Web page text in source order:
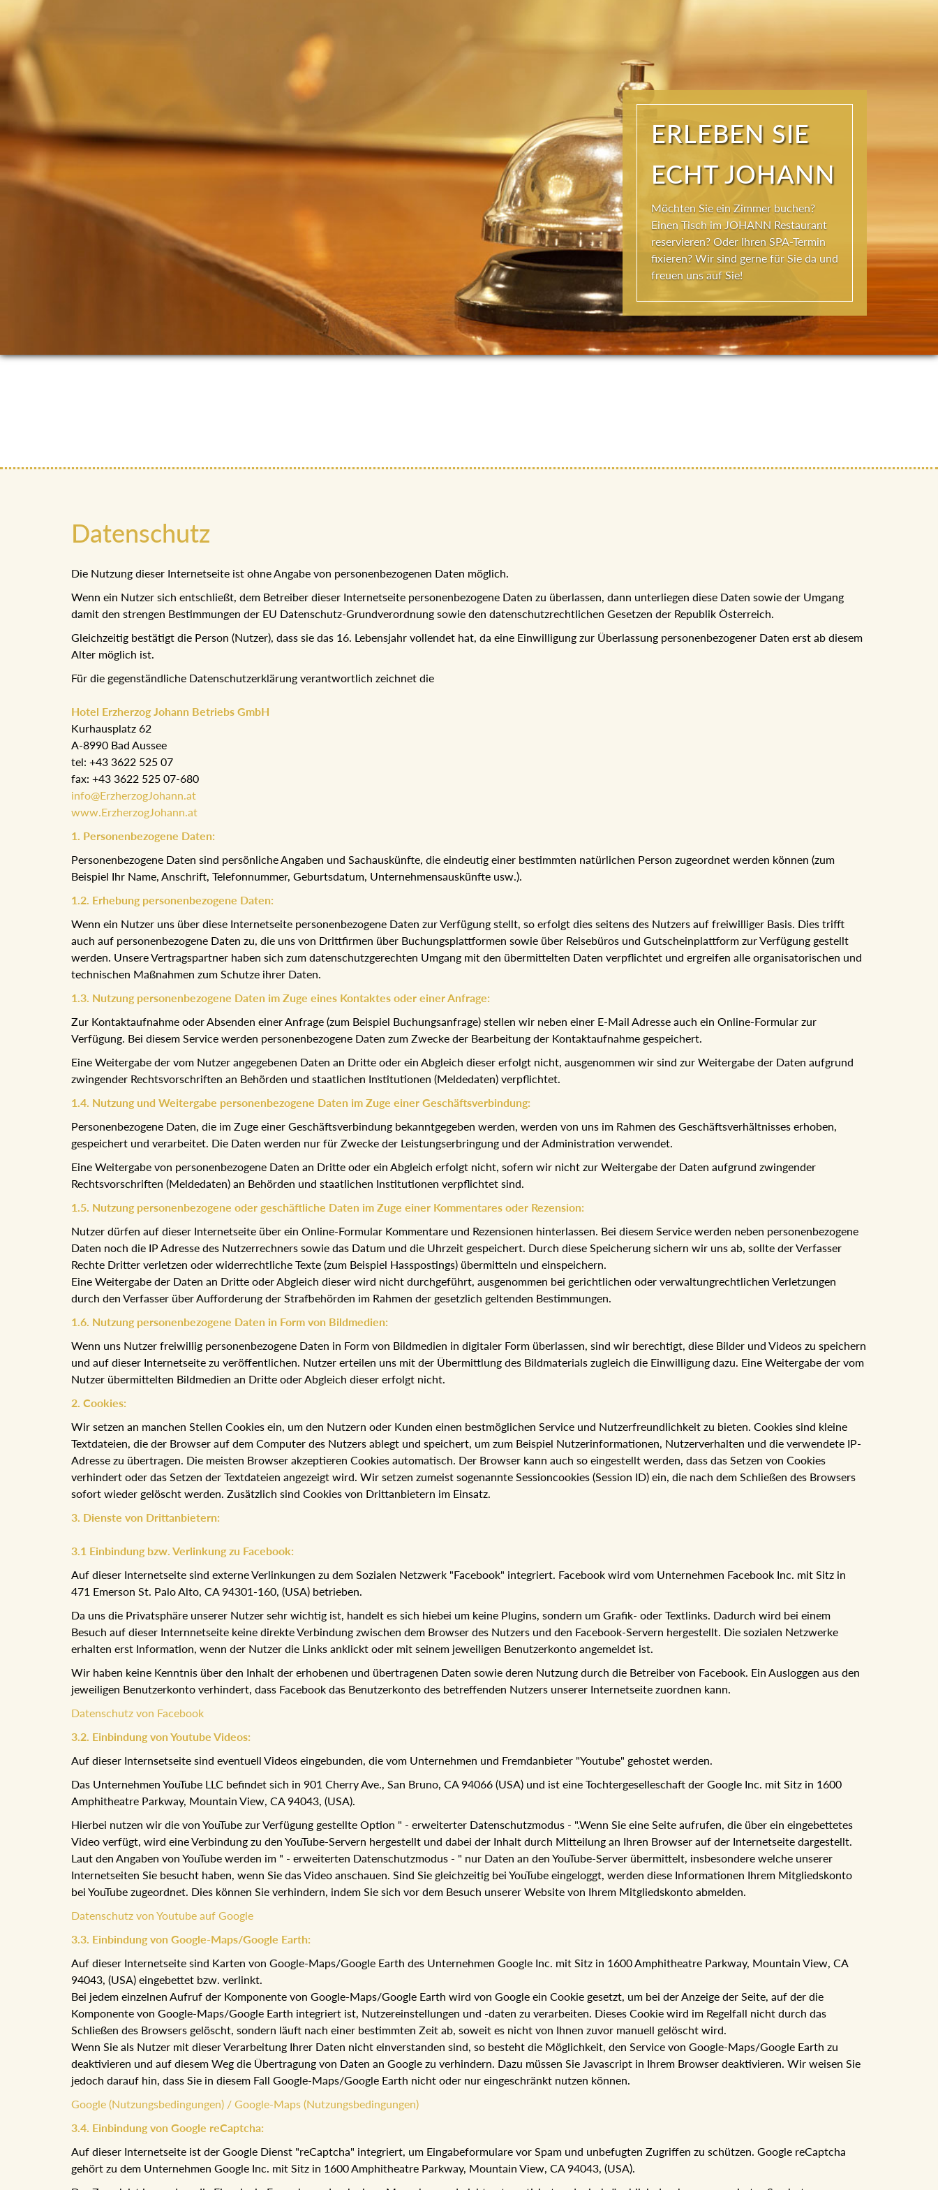
ERLEBEN SIE
ECHT JOHANN
Möchten Sie ein Zimmer buchen?
Einen Tisch im JOHANN Restaurant
reservieren? Oder Ihren SPA-Termin
fixieren? Wir sind gerne für Sie da und
freuen uns auf Sie!
Datenschutz
Die Nutzung dieser Internetseite ist ohne Angabe von personenbezogenen Daten möglich.
Wenn ein Nutzer sich entschließt, dem Betreiber dieser Internetseite personenbezogene Daten zu überlassen, dann unterliegen diese Daten sowie der Umgang
damit den strengen Bestimmungen der EU Datenschutz-Grundverordnung sowie den datenschutzrechtlichen Gesetzen der Republik Österreich.
Gleichzeitig bestätigt die Person (Nutzer), dass sie das 16. Lebensjahr vollendet hat, da eine Einwilligung zur Überlassung personenbezogener Daten erst ab diesem
Alter möglich ist.
Für die gegenständliche Datenschutzerklärung verantwortlich zeichnet die
Hotel Erzherzog Johann Betriebs GmbH
Kurhausplatz 62
A-8990 Bad Aussee
tel: +43 3622 525 07
fax: +43 3622 525 07-680
info@ErzherzogJohann.at
www.ErzherzogJohann.at
1. Personenbezogene Daten:
Personenbezogene Daten sind persönliche Angaben und Sachauskünfte, die eindeutig einer bestimmten natürlichen Person zugeordnet werden können (zum
Beispiel Ihr Name, Anschrift, Telefonnummer, Geburtsdatum, Unternehmensauskünfte usw.).
1.2. Erhebung personenbezogene Daten:
Wenn ein Nutzer uns über diese Internetseite personenbezogene Daten zur Verfügung stellt, so erfolgt dies seitens des Nutzers auf freiwilliger Basis. Dies trifft
auch auf personenbezogene Daten zu, die uns von Drittfirmen über Buchungsplattformen sowie über Reisebüros und Gutscheinplattform zur Verfügung gestellt
werden. Unsere Vertragspartner haben sich zum datenschutzgerechten Umgang mit den übermittelten Daten verpflichtet und ergreifen alle organisatorischen und
technischen Maßnahmen zum Schutze ihrer Daten.
1.3. Nutzung personenbezogene Daten im Zuge eines Kontaktes oder einer Anfrage:
Zur Kontaktaufnahme oder Absenden einer Anfrage (zum Beispiel Buchungsanfrage) stellen wir neben einer E-Mail Adresse auch ein Online-Formular zur
Verfügung. Bei diesem Service werden personenbezogene Daten zum Zwecke der Bearbeitung der Kontaktaufnahme gespeichert.
Eine Weitergabe der vom Nutzer angegebenen Daten an Dritte oder ein Abgleich dieser erfolgt nicht, ausgenommen wir sind zur Weitergabe der Daten aufgrund
zwingender Rechtsvorschriften an Behörden und staatlichen Institutionen (Meldedaten) verpflichtet.
1.4. Nutzung und Weitergabe personenbezogene Daten im Zuge einer Geschäftsverbindung:
Personenbezogene Daten, die im Zuge einer Geschäftsverbindung bekanntgegeben werden, werden von uns im Rahmen des Geschäftsverhältnisses erhoben,
gespeichert und verarbeitet. Die Daten werden nur für Zwecke der Leistungserbringung und der Administration verwendet.
Eine Weitergabe von personenbezogene Daten an Dritte oder ein Abgleich erfolgt nicht, sofern wir nicht zur Weitergabe der Daten aufgrund zwingender
Rechtsvorschriften (Meldedaten) an Behörden und staatlichen Institutionen verpflichtet sind.
1.5. Nutzung personenbezogene oder geschäftliche Daten im Zuge einer Kommentares oder Rezension:
Nutzer dürfen auf dieser Internetseite über ein Online-Formular Kommentare und Rezensionen hinterlassen. Bei diesem Service werden neben personenbezogene
Daten noch die IP Adresse des Nutzerrechners sowie das Datum und die Uhrzeit gespeichert. Durch diese Speicherung sichern wir uns ab, sollte der Verfasser
Rechte Dritter verletzen oder widerrechtliche Texte (zum Beispiel Hasspostings) übermitteln und einspeichern.
Eine Weitergabe der Daten an Dritte oder Abgleich dieser wird nicht durchgeführt, ausgenommen bei gerichtlichen oder verwaltungrechtlichen Verletzungen
durch den Verfasser über Aufforderung der Strafbehörden im Rahmen der gesetzlich geltenden Bestimmungen.
1.6. Nutzung personenbezogene Daten in Form von Bildmedien:
Wenn uns Nutzer freiwillig personenbezogene Daten in Form von Bildmedien in digitaler Form überlassen, sind wir berechtigt, diese Bilder und Videos zu speichern
und auf dieser Internetseite zu veröffentlichen. Nutzer erteilen uns mit der Übermittlung des Bildmaterials zugleich die Einwilligung dazu. Eine Weitergabe der vom
Nutzer übermittelten Bildmedien an Dritte oder Abgleich dieser erfolgt nicht.
2. Cookies:
Wir setzen an manchen Stellen Cookies ein, um den Nutzern oder Kunden einen bestmöglichen Service und Nutzerfreundlichkeit zu bieten. Cookies sind kleine
Textdateien, die der Browser auf dem Computer des Nutzers ablegt und speichert, um zum Beispiel Nutzerinformationen, Nutzerverhalten und die verwendete IP-
Adresse zu übertragen. Die meisten Browser akzeptieren Cookies automatisch. Der Browser kann auch so eingestellt werden, dass das Setzen von Cookies
verhindert oder das Setzen der Textdateien angezeigt wird. Wir setzen zumeist sogenannte Sessioncookies (Session ID) ein, die nach dem Schließen des Browsers
sofort wieder gelöscht werden. Zusätzlich sind Cookies von Drittanbietern im Einsatz.
3. Dienste von Drittanbietern:
3.1 Einbindung bzw. Verlinkung zu Facebook:
Auf dieser Internetseite sind externe Verlinkungen zu dem Sozialen Netzwerk "Facebook" integriert. Facebook wird vom Unternehmen Facebook Inc. mit Sitz in
471 Emerson St. Palo Alto, CA 94301-160, (USA) betrieben.
Da uns die Privatsphäre unserer Nutzer sehr wichtig ist, handelt es sich hiebei um keine Plugins, sondern um Grafik- oder Textlinks. Dadurch wird bei einem
Besuch auf dieser Internnetseite keine direkte Verbindung zwischen dem Browser des Nutzers und den Facebook-Servern hergestellt. Die sozialen Netzwerke
erhalten erst Information, wenn der Nutzer die Links anklickt oder mit seinem jeweiligen Benutzerkonto angemeldet ist.
Wir haben keine Kenntnis über den Inhalt der erhobenen und übertragenen Daten sowie deren Nutzung durch die Betreiber von Facebook. Ein Ausloggen aus den
jeweiligen Benutzerkonto verhindert, dass Facebook das Benutzerkonto des betreffenden Nutzers unserer Internetseite zuordnen kann.
Datenschutz von Facebook
3.2. Einbindung von Youtube Videos:
Auf dieser Internsetseite sind eventuell Videos eingebunden, die vom Unternehmen und Fremdanbieter "Youtube" gehostet werden.
Das Unternehmen YouTube LLC befindet sich in 901 Cherry Ave., San Bruno, CA 94066 (USA) und ist eine Tochtergeselleschaft der Google Inc. mit Sitz in 1600
Amphitheatre Parkway, Mountain View, CA 94043, (USA).
Hierbei nutzen wir die von YouTube zur Verfügung gestellte Option " - erweiterter Datenschutzmodus - ".Wenn Sie eine Seite aufrufen, die über ein eingebettetes
Video verfügt, wird eine Verbindung zu den YouTube-Servern hergestellt und dabei der Inhalt durch Mitteilung an Ihren Browser auf der Internetseite dargestellt.
Laut den Angaben von YouTube werden im " - erweiterten Datenschutzmodus - " nur Daten an den YouTube-Server übermittelt, insbesondere welche unserer
Internetseiten Sie besucht haben, wenn Sie das Video anschauen. Sind Sie gleichzeitig bei YouTube eingeloggt, werden diese Informationen Ihrem Mitgliedskonto
bei YouTube zugeordnet. Dies können Sie verhindern, indem Sie sich vor dem Besuch unserer Website von Ihrem Mitgliedskonto abmelden.
Datenschutz von Youtube auf Google
3.3. Einbindung von Google-Maps/Google Earth:
Auf dieser Internetseite sind Karten von Google-Maps/Google Earth des Unternehmen Google Inc. mit Sitz in 1600 Amphitheatre Parkway, Mountain View, CA
94043, (USA) eingebettet bzw. verlinkt.
Bei jedem einzelnen Aufruf der Komponente von Google-Maps/Google Earth wird von Google ein Cookie gesetzt, um bei der Anzeige der Seite, auf der die
Komponente von Google-Maps/Google Earth integriert ist, Nutzereinstellungen und -daten zu verarbeiten. Dieses Cookie wird im Regelfall nicht durch das
Schließen des Browsers gelöscht, sondern läuft nach einer bestimmten Zeit ab, soweit es nicht von Ihnen zuvor manuell gelöscht wird.
Wenn Sie als Nutzer mit dieser Verarbeitung Ihrer Daten nicht einverstanden sind, so besteht die Möglichkeit, den Service von Google-Maps/Google Earth zu
deaktivieren und auf diesem Weg die Übertragung von Daten an Google zu verhindern. Dazu müssen Sie Javascript in Ihrem Browser deaktivieren. Wir weisen Sie
jedoch darauf hin, dass Sie in diesem Fall Google-Maps/Google Earth nicht oder nur eingeschränkt nutzen können.
Google (Nutzungsbedingungen) / Google-Maps (Nutzungsbedingungen)
3.4. Einbindung von Google reCaptcha:
Auf dieser Internetseite ist der Google Dienst "reCaptcha" integriert, um Eingabeformulare vor Spam und unbefugten Zugriffen zu schützen. Google reCaptcha
gehört zu dem Unternehmen Google Inc. mit Sitz in 1600 Amphitheatre Parkway, Mountain View, CA 94043, (USA).